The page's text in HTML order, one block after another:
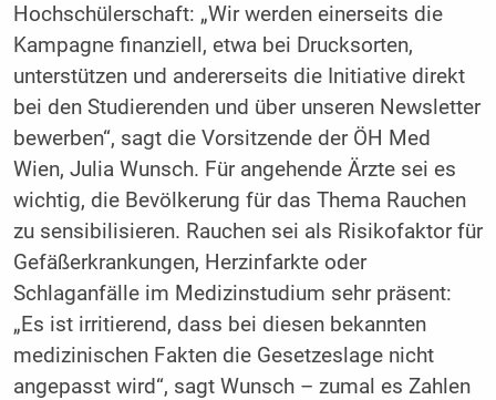
Hochschülerschaft: „Wir werden einerseits die
Kampagne finanziell, etwa bei Drucksorten,
unterstützen und andererseits die Initiative direkt
bei den Studierenden und über unseren Newsletter
bewerben“, sagt die Vorsitzende der ÖH Med
Wien, Julia Wunsch. Für angehende Ärzte sei es
wichtig, die Bevölkerung für das Thema Rauchen
zu sensibilisieren. Rauchen sei als Risikofaktor für
Gefäßerkrankungen, Herzinfarkte oder
Schlaganfälle im Medizinstudium sehr präsent:
„Es ist irritierend, dass bei diesen bekannten
medizinischen Fakten die Gesetzeslage nicht
angepasst wird“, sagt Wunsch – zumal es Zahlen